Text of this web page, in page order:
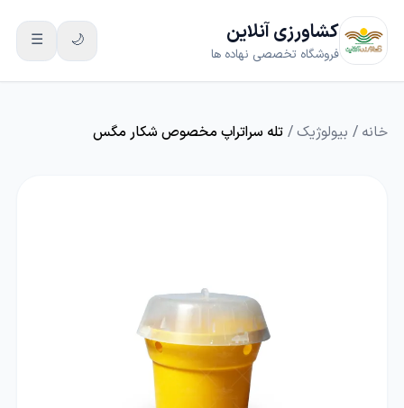
کشاورزی آنلاین
فروشگاه تخصصی نهاده ها
🌙
☰
خانه / بیولوژیک/ تله سراتراپ مخصوص شکار مگس